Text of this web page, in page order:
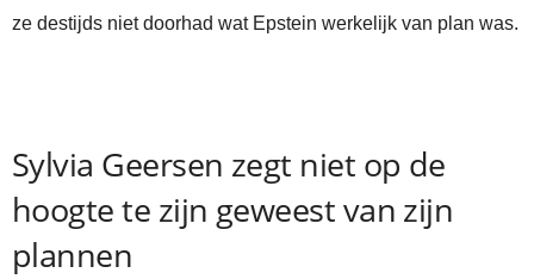
ze destijds niet doorhad wat Epstein werkelijk van plan was.
Sylvia Geersen zegt niet op de
hoogte te zijn geweest van zijn
plannen